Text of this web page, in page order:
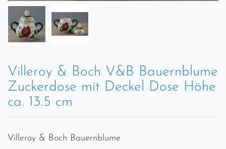
Villeroy & Boch V&B Bauernblume
Zuckerdose mit Deckel Dose Höhe
ca. 13.5 cm
Villeroy & Boch Bauernblume